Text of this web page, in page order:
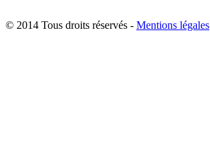
© 2014 Tous droits réservés - Mentions légales